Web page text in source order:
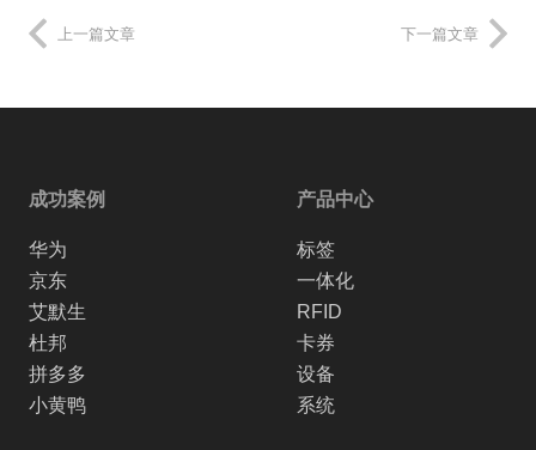
上一篇文章 下一篇文章
成功案例
华为
京东
艾默生
杜邦
拼多多
小黄鸭
产品中心
标签
一体化
RFID
卡券
设备
系统